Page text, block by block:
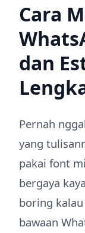
Cara
dan
Pernah
yang
pakai font
bergaya
boring
bawaan